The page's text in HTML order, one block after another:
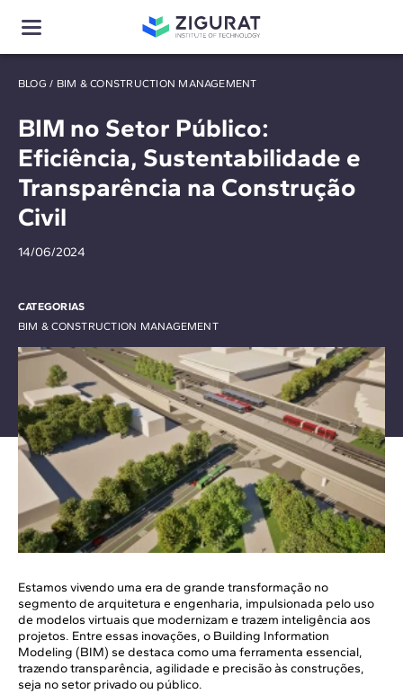
BLOG / BIM & CONSTRUCTION MANAGEMENT
BIM no Setor Público:
Eficiência, Sustentabilidade e
Transparência na Construção
Civil
14/06/2024
CATEGORIAS
BIM & CONSTRUCTION MANAGEMENT
Estamos vivendo uma era de grande transformação no
segmento de arquitetura e engenharia, impulsionada pelo uso
de modelos virtuais que modernizam e trazem inteligência aos
projetos. Entre essas inovações, o Building Information
Modeling (BIM) se destaca como uma ferramenta essencial,
trazendo transparência, agilidade e precisão às construções,
seja no setor privado ou público.